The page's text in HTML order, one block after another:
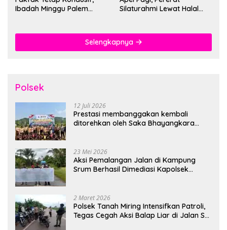
Ibadah Minggu Palem
Silaturahmi Lewat Halal
Selengkapnya
Polsek
12 Juli 2026
Prestasi membanggakan kembali
ditorehkan oleh Saka Bhayangkara
23 Mei 2026
Aksi Pemalangan Jalan di Kampung
Srum Berhasil Dimediasi Kapolsek
2 Maret 2026
Polsek Tanah Miring Intensifkan Patroli,
Tegas Cegah Aksi Balap Liar di Jalan SP